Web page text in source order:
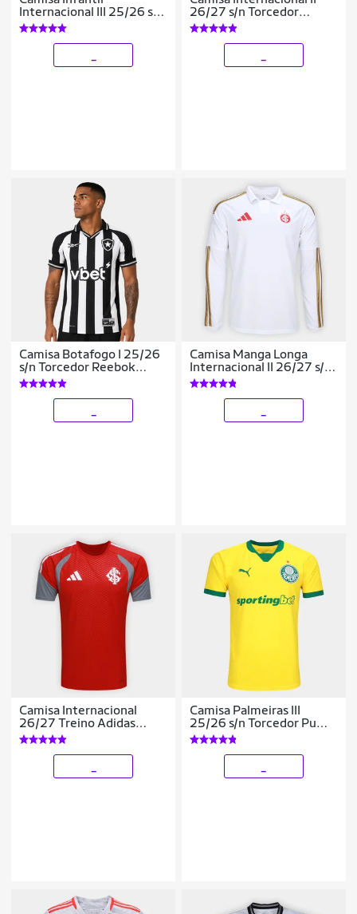
Internacional III 25/26 s/n
Torcedor
26/27 s/n Torcedor
Adidas Masculina
Camisa Botafogo I 25/26
s/n Torcedor Reebok
Masculina
Camisa Manga Longa
Internacional II 26/27 s/n
Torcedor Adidas
Masculina
Camisa Internacional
26/27 Treino Adidas
Masculina
Camisa Palmeiras III
25/26 s/n Torcedor Puma
Masculina